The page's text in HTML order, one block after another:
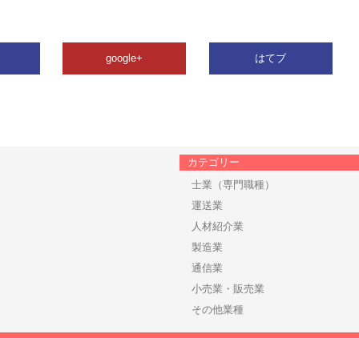
google+ はてブ
カテゴリー
士業（専門職種）
運送業
人材紹介業
製造業
通信業
小売業・販売業
その他業種